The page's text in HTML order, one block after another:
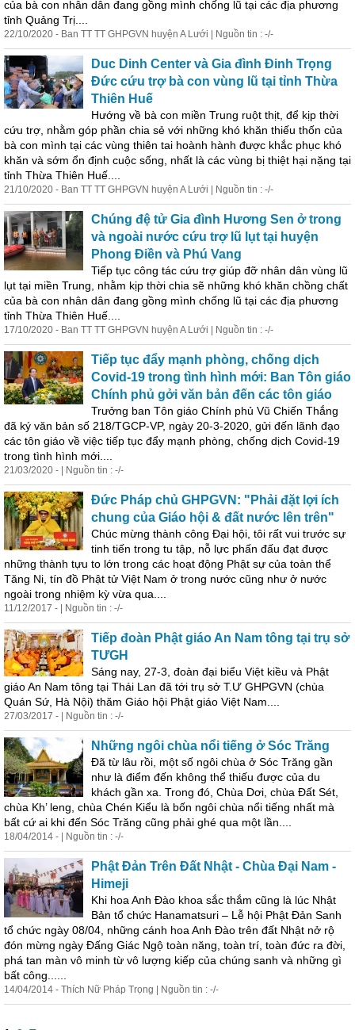
của bà con nhân dân đang gồng mình chống lũ tại các địa phương
tỉnh Quảng Trị....
22/10/2020 - Ban TT TT GHPGVN huyện A Lưới | Nguồn tin : -/-
Duc Dinh Center và Gia đình Đinh Trọng
Đức cứu trợ bà con vùng lũ tại tỉnh Thừa
Thiên Huế
Hướng về bà con miền Trung ruột thịt, để kịp thời
cứu trợ, nhằm góp phần chia sẻ với những khó khăn thiếu thốn của
bà con mình tại các vùng thiên tai hoành hành được khắc phục khó
khăn và sớm ổn định cuộc sống, nhất là các vùng bị thiệt hại nặng tại
tỉnh Thừa Thiên Huế....
21/10/2020 - Ban TT TT GHPGVN huyện A Lưới | Nguồn tin : -/-
Chúng đệ tử Gia đình Hương Sen ở trong
và ngoài nước cứu trợ lũ lụt tại huyện
Phong Điền và Phú Vang
Tiếp tục công tác cứu trợ giúp đỡ nhân dân vùng lũ
lụt tại miền Trung, nhằm kịp thời chia sẽ những khó khăn chồng chất
của bà con nhân dân đang gồng mình chống lũ tại các địa phương
tỉnh Thừa Thiên Huế....
17/10/2020 - Ban TT TT GHPGVN huyện A Lưới | Nguồn tin : -/-
Tiếp tục đẩy mạnh phòng, chống dịch
Covid-19 trong tình hình mới: Ban Tôn giáo
Chính phủ gởi văn bản đến các tôn giáo
Trưởng ban Tôn giáo Chính phủ Vũ Chiến Thắng
đã ký văn bản số 218/TGCP-VP, ngày 20-3-2020, gửi đến lãnh đạo
các tôn giáo về việc tiếp tục đẩy mạnh phòng, chống dịch Covid-19
trong tình hình mới....
21/03/2020 - | Nguồn tin : -/-
Đức Pháp chủ GHPGVN: "Phải đặt lợi ích
chung của Giáo hội & đất nước lên trên"
Chúc mừng thành công Đại hội, tôi rất vui trước sự
tinh tiến trong tu tập, nỗ lực phấn đấu đạt được
những thành tựu to lớn trong các hoạt động Phật sự của toàn thể
Tăng Ni, tín đồ Phật tử Việt Nam ở trong nước cũng như ở nước
ngoài trong nhiệm kỳ vừa qua....
11/12/2017 - | Nguồn tin : -/-
Tiếp đoàn Phật giáo An Nam tông tại trụ sở
TƯGH
Sáng nay, 27-3, đoàn đại biểu Việt kiều và Phật
giáo An Nam tông tại Thái Lan đã tới trụ sở T.Ư GHPGVN (chùa
Quán Sứ, Hà Nội) thăm Giáo hội Phật giáo Việt Nam....
27/03/2017 - | Nguồn tin : -/-
Những ngôi chùa nổi tiếng ở Sóc Trăng
Đã từ lâu rồi, một số ngôi chùa ở Sóc Trăng gần
như là điểm đến không thể thiếu được của du
khách gần xa. Trong đó, Chùa Dơi, chùa Đất Sét,
chùa Kh’ leng, chùa Chén Kiểu là bốn ngôi chùa nổi tiếng nhất mà
bất cứ ai khi đến Sóc Trăng cũng phải ghé qua một lần....
18/04/2014 - | Nguồn tin : -/-
Phật Đản Trên Đất Nhật - Chùa Đại Nam -
Himeji
Khi hoa Anh Đào khoa sắc thắm cũng là lúc Nhật
Bản tổ chức Hanamatsuri – Lễ hội Phật Đản Sanh
tổ chức ngày 08/04, những cánh hoa Anh Đào trên đất Nhật nở rộ
đón mừng ngày Đấng Giác Ngộ toàn năng, toàn trí, toàn đức ra đời,
phá tan màn vô minh từ vô lượng kiếp của chúng sanh và những gì
bất công......
14/04/2014 - Thích Nữ Pháp Trọng | Nguồn tin : -/-